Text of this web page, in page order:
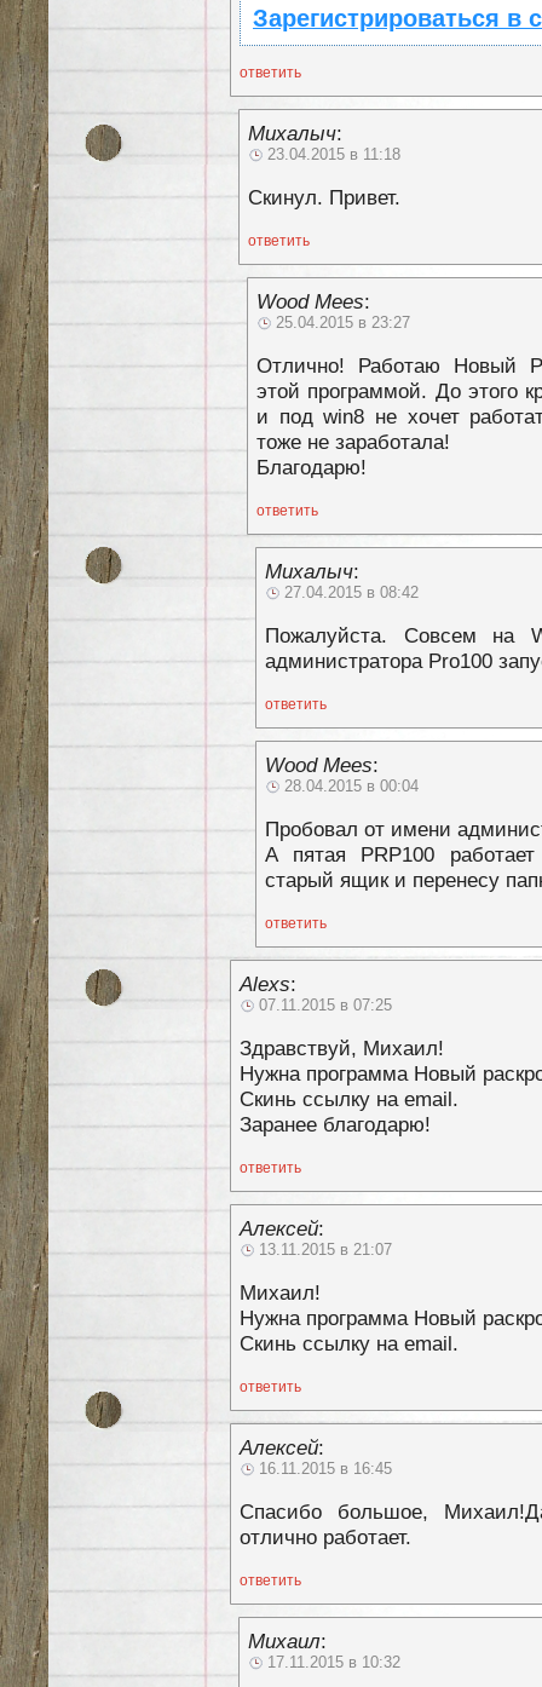
Зарегистрироваться в
ответить
Михалыч:
23.04.2015 в 11:18
Скинул. Привет.
ответить
Wood Mees:
25.04.2015 в 23:27
Отлично! Работаю Новый
этой программой. До этого
и под win8 не хочет
тоже не заработала!
Благодарю!
ответить
Михалыч:
27.04.2015 в 08:42
Пожалуйста. Совсем на
администратора Pro100
ответить
Wood Mees:
28.04.2015 в 00:04
Пробовал от имени
А пятая PRP100
старый ящик и перенесу
ответить
Alexs:
07.11.2015 в 07:25
Здравствуй, Михаил!
Нужна программа Новый
Скинь ссылку на email.
Заранее благодарю!
ответить
Алексей:
13.11.2015 в 21:07
Михаил!
Нужна программа Новый
Скинь ссылку на email.
ответить
Алексей:
16.11.2015 в 16:45
Спасибо большое,
отлично работает.
ответить
Михаил:
17.11.2015 в 10:32